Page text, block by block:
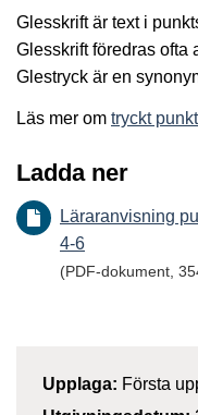
Glesskrift är text i
Glesskrift föredras ofta
Glestryck är en
Läs mer om tryckt
Ladda ner
Läraranvisning
4-6
(PDF-dokument,
Upplaga: Första